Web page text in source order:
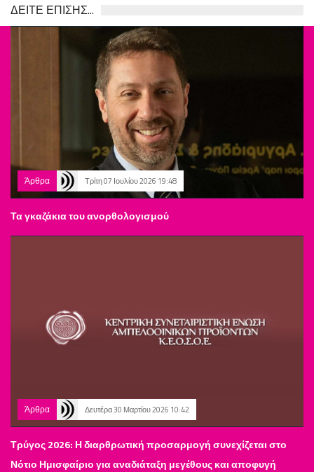
ΔΕΙΤΕ ΕΠΙΣΗΣ...
Άρθρα Τρίτη 07 Ιουλίου 2026 19:48
Τα γκαζάκια του ανορθολογισμού
Άρθρα Δευτέρα 30 Μαρτίου 2026 10:42
Τρύγος 2026: Η διαρθρωτική προσαρμογή συνεχίζεται στο
Νότιο Ημισφαίριο για αναδιάταξη μεγέθους και αποφυγή